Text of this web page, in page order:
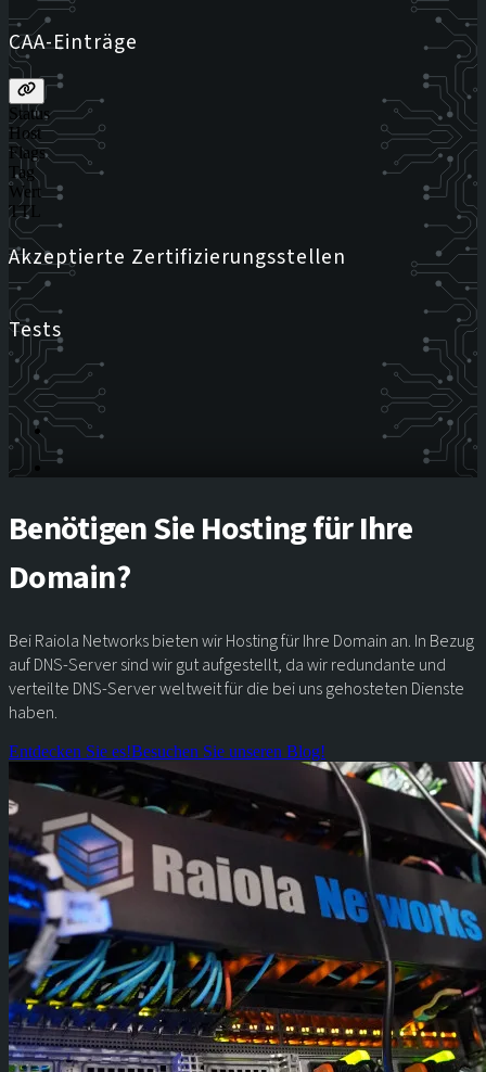
CAA-Einträge
Status
Host
Flags
Tag
Wert
TTL
Akzeptierte Zertifizierungsstellen
Tests
Benötigen Sie Hosting für Ihre
Domain?
Bei Raiola Networks bieten wir Hosting für Ihre Domain an. In Bezug
auf DNS-Server sind wir gut aufgestellt, da wir redundante und
verteilte DNS-Server weltweit für die bei uns gehosteten Dienste
haben.
Entdecken Sie es!Besuchen Sie unseren Blog!